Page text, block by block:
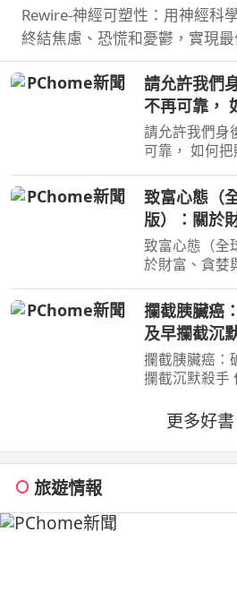
Rewire-神經可塑性：用神經科
終結焦慮、恐慌和憂鬱，實現
妮可•維諾拉（Nicole Vignola
期：2024-05-30 00:00:00 ＜內
請允許我們
不再可靠，
得的人
請允許我們身
可靠， 如何
出版日期：
心失去分寸，
成為空談當人
致富心態（
版）：關於
堂理財課
致富心態（全
於財富、貪婪
文 林俊宏 出
出版日期：
別收錄２篇彩
攔截胰臟癌
及早攔截沉
攔截胰臟癌：
攔截沉默殺
04 00:00:00
胰臟癌？ 台
證， 鎖定胰
更多好書
旅遊情報